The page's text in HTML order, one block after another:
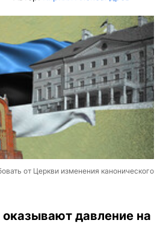
от Церкви изменения канонического
оказывают давление на